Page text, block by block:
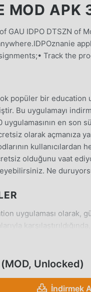
APK
GAU IDPO DTSZN of
Track the
popüler bir education
Bu uygulamayı
en son
olarak açmanıza
kullanıcılardan
olduğunu vaat
Ne
uygulaması olarak,
3.14.0 indirip
mutlulukları
Unlocked)
İndirmek